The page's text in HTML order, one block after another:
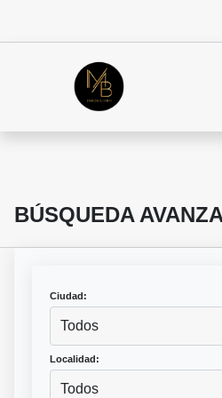
BÚSQUEDA
Ciudad:
Todos
Localidad:
Todos